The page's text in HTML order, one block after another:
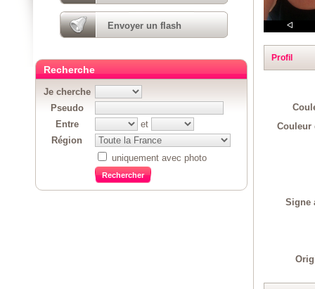
Profil
Couleur
Signe
Envoyer un flash
Recherche
Je cherche
Pseudo
Entre
et
Région
uniquement avec photo